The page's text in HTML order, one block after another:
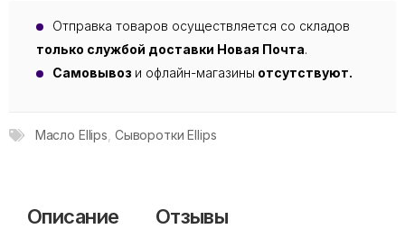
Отправка товаров осуществляется со складов
только службой доставки Новая Почта.
Самовывоз и офлайн-магазины отсутствуют.
Масло Ellips Сыворотки Ellips
Описание Отзывы